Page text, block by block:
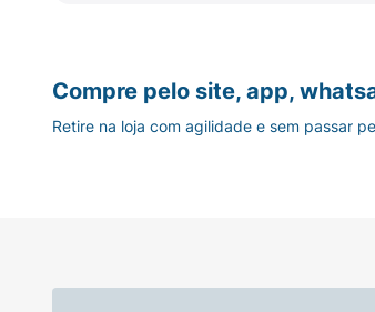
Compre pelo site, app,
Retire na loja com agilidade e sem passar